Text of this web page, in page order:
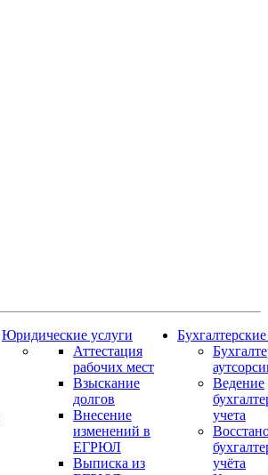
Юридические услуги
Аттестация
рабочих мест
Взыскание
долгов
Внесение
изменений в
ЕГРЮЛ
Выписка из
Ведение
учета
учёта